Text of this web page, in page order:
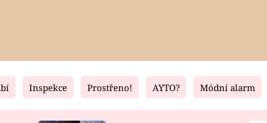
Fresh Living
Inspekce Prostřeno! AYTO? Módní alarm